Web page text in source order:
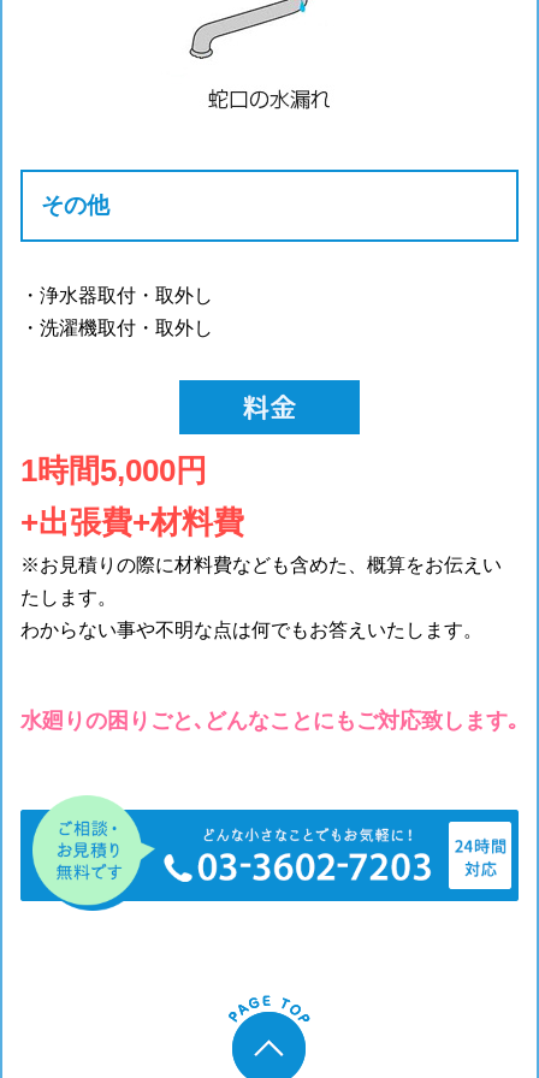
その他
・浄水器取付・取外し
・洗濯機取付・取外し
1時間5,000円
+出張費+材料費
※お見積りの際に材料費なども含めた、概算をお伝えい
たします。
わからない事や不明な点は何でもお答えいたします。
水廻りの困りごと､どんなことにもご対応致します｡